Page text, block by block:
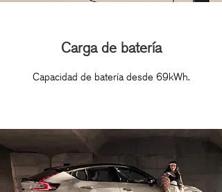
Carga de batería
Capacidad de batería desde 69kWh.